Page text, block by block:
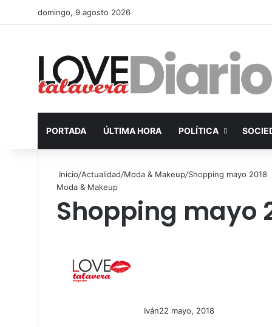
domingo, 9 agosto 2026
PORTADA ÚLTIMA HORA POLÍTICA
Inicio/Actualidad/Moda & Makeup/Shopping mayo 2018
Moda & Makeup
Shopping mayo
Iván22 mayo, 2018